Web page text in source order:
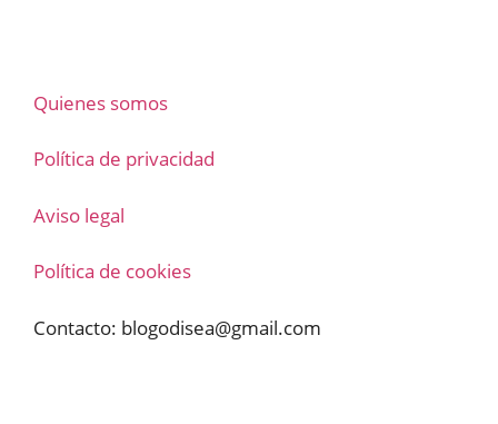
Quienes somos
Política de privacidad
Aviso legal
Política de cookies
Contacto: blogodisea@gmail.com